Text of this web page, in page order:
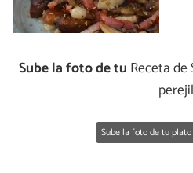
Sube la foto de tu Receta de
perejil
Sube la foto de tu plato